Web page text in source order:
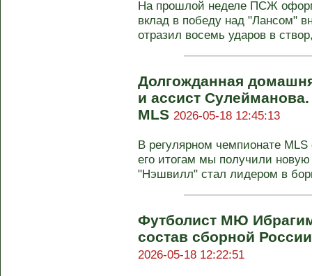
На прошлой неделе ПСЖ
вклад в победу над "Лансом"
отразил восемь ударов в
Долгожданная
и ассист
MLS 2026-05-18 12:45:13
В регулярном чемпионате
его итогам мы получили
"Нэшвилл" стал лидером в
Футболист МЮ
состав сборной
2026-05-18 12:22:51